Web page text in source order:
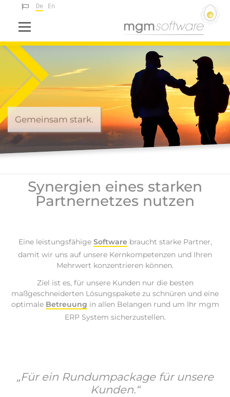
Menü
DeutschEnglish
Gemeinsam stark.
Synergien eines starken
Partnernetzes nutzen
Eine leistungsfähige Software braucht starke Partner,
damit wir uns auf unsere Kernkompetenzen und Ihren
Mehrwert konzentrieren können.
Ziel ist es, für unsere Kunden nur die besten
maßgeschneiderten Lösungspakete zu schnüren und eine
optimale Betreuung in allen Belangen rund um Ihr mgm
ERP System sicherzustellen.
„Für ein Rundumpackage für unsere
Kunden.“